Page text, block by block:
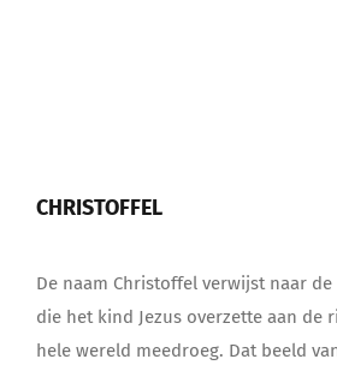
CHRISTOFFEL
De naam Christoffel verwijst naar
die het kind Jezus overzette aan de
hele wereld meedroeg. Dat beeld